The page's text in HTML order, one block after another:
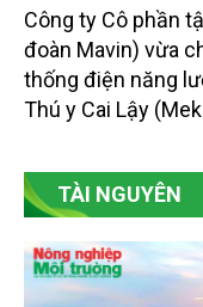
Công ty Cô phần
đoàn Mavin) vừa
thống điện năng
Thú y Cai Lậy
TÀI NGUYÊN